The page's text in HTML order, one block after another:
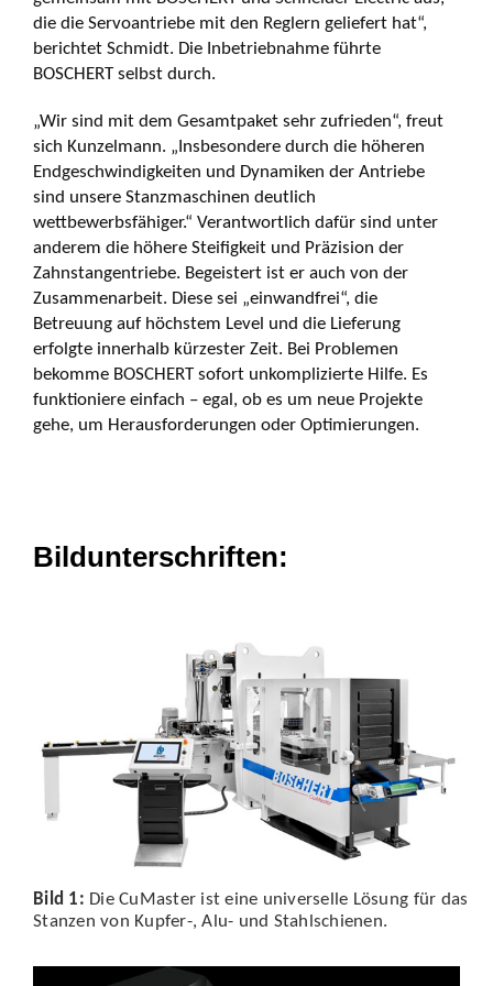
die die Servoantriebe mit den Reglern geliefert hat“,
berichtet Schmidt. Die Inbetriebnahme führte
BOSCHERT selbst durch.
„Wir sind mit dem Gesamtpaket sehr zufrieden“, freut
sich Kunzelmann. „Insbesondere durch die höheren
Endgeschwindigkeiten und Dynamiken der Antriebe
sind unsere Stanzmaschinen deutlich
wettbewerbsfähiger.“ Verantwortlich dafür sind unter
anderem die höhere Steifigkeit und Präzision der
Zahnstangentriebe. Begeistert ist er auch von der
Zusammenarbeit. Diese sei „einwandfrei“, die
Betreuung auf höchstem Level und die Lieferung
erfolgte innerhalb kürzester Zeit. Bei Problemen
bekomme BOSCHERT sofort unkomplizierte Hilfe. Es
funktioniere einfach – egal, ob es um neue Projekte
gehe, um Herausforderungen oder Optimierungen.
Bildunterschriften:
Bild 1: Die CuMaster ist eine universelle Lösung für das
Stanzen von Kupfer-, Alu- und Stahlschienen.